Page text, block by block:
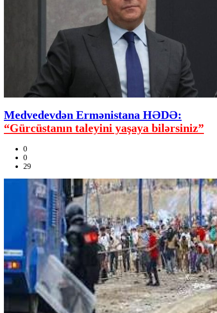
Medvedevdən Ermənistana HƏDƏ:
“Gürcüstanın taleyini yaşaya bilərsiniz”
0
0
29